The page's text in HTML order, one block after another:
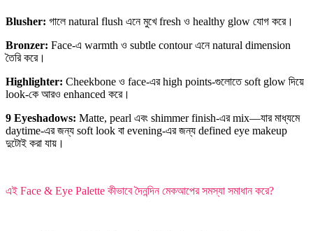
Blusher: গালে natural flush এনে মুখে fresh ও healthy glow যোগ করে।
Bronzer: Face-এ warmth ও subtle contour এনে natural dimension
তৈরি করে।
Highlighter: Cheekbone ও face-এর high points-গুলোতে soft glow দিয়ে
look-কে আরও enhanced করে।
9 Eyeshadows: Matte, pearl এবং shimmer finish-এর mix—যার মাধ্যমে
daytime-এর জন্য soft look বা evening-এর জন্য defined eye makeup
দুটোই করা যায়।
এই Face & Eye Palette কীভাবে দৈনন্দিন মেকআপের সমস্যা সমাধান করে?